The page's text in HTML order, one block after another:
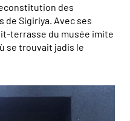
des
Sigiriya. Avec ses
terrasse du musée imite
se trouvait jadis le